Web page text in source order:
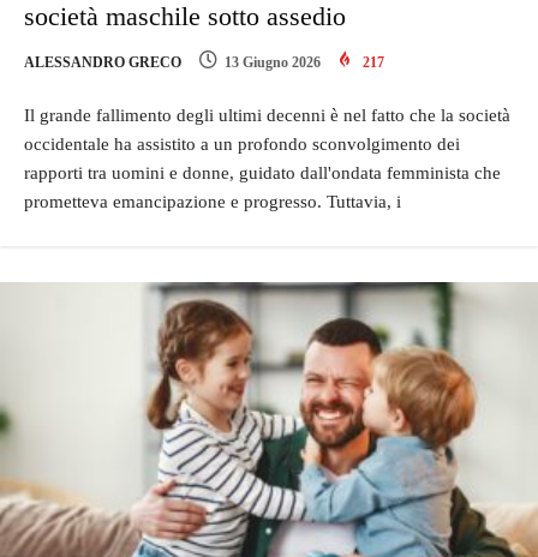
società maschile sotto assedio
ALESSANDRO GRECO 13 Giugno 2026 217
Il grande fallimento degli ultimi decenni è nel fatto che la società
occidentale ha assistito a un profondo sconvolgimento dei
rapporti tra uomini e donne, guidato dall'ondata femminista che
prometteva emancipazione e progresso. Tuttavia, i